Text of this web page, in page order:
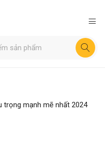
trọng mạnh mẽ nhất 2024